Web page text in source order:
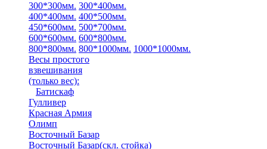
300*300мм. 300*400мм.
400*400мм. 400*500мм.
450*600мм. 500*700мм.
600*600мм. 600*800мм.
800*800мм. 800*1000мм. 1000*1000мм.
Весы простого
взвешивания
(только вес):
Батискаф
Гулливер
Красная Армия
Олимп
Восточный Базар
Восточный Базар(скл. стойка)